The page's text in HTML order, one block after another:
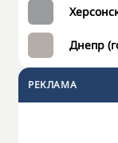
Днепр
РЕКЛАМА